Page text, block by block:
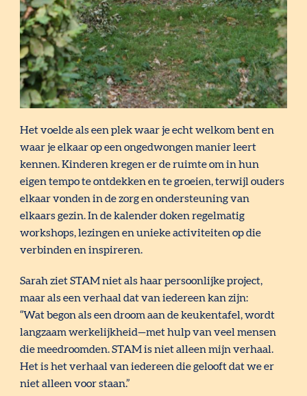
Het voelde als een plek waar je echt welkom bent en
waar je elkaar op een ongedwongen manier leert
kennen. Kinderen kregen er de ruimte om in hun
eigen tempo te ontdekken en te groeien, terwijl ouders
elkaar vonden in de zorg en ondersteuning van
elkaars gezin. In de kalender doken regelmatig
workshops, lezingen en unieke activiteiten op die
verbinden en inspireren.
Sarah ziet STAM niet als haar persoonlijke project,
maar als een verhaal dat van iedereen kan zijn:
“Wat begon als een droom aan de keukentafel, wordt
langzaam werkelijkheid—met hulp van veel mensen
die meedroomden. STAM is niet alleen mijn verhaal.
Het is het verhaal van iedereen die gelooft dat we er
niet alleen voor staan.”